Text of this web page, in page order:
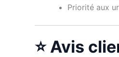
Priorité aux
⭐ Avis